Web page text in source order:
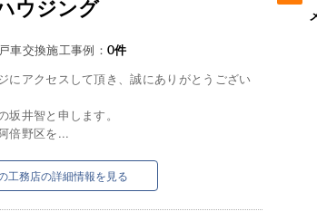
ウジング
車交換施工事例：0件
にアクセスして頂き、誠にありがとうござい
坂井智と申します。
倍野区を...
工務店の詳細情報を見る